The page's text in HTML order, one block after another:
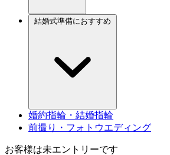
婚約指輪・結婚指輪
前撮り・フォトウエディング
お客様は未エントリーです